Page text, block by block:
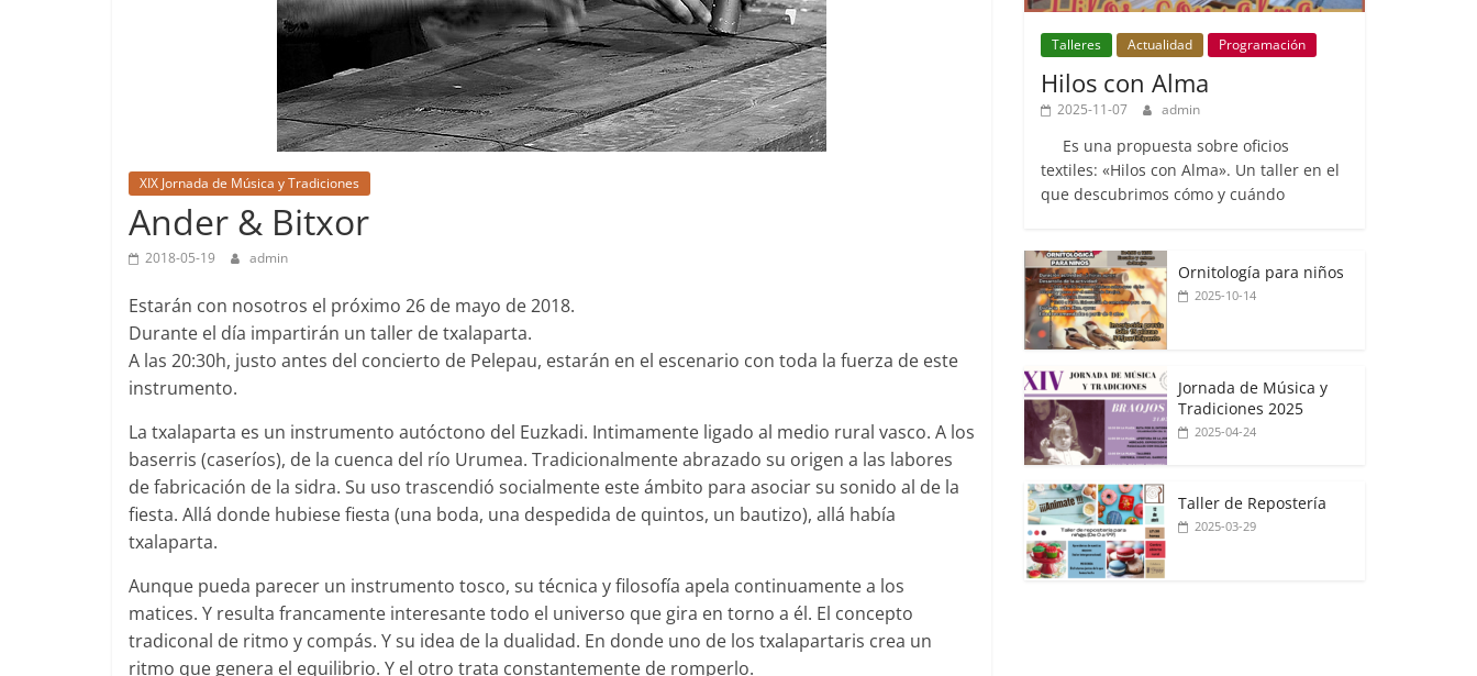
XIX Jornada de Música y Tradiciones
Ander & Bitxor
2018-05-19 admin
Estarán con nosotros el próximo 26 de mayo de 2018.
Durante el día impartirán un taller de txalaparta.
A las 20:30h, justo antes del concierto de Pelepau, estarán en el escenario con toda la fuerza de este
instrumento.
La txalaparta es un instrumento autóctono del Euzkadi. Intimamente ligado al medio rural vasco. A los
baserris (caseríos), de la cuenca del río Urumea. Tradicionalmente abrazado su origen a las labores
de fabricación de la sidra. Su uso trascendió socialmente este ámbito para asociar su sonido al de la
fiesta. Allá donde hubiese fiesta (una boda, una despedida de quintos, un bautizo), allá había
txalaparta.
Aunque pueda parecer un instrumento tosco, su técnica y filosofía apela continuamente a los
matices. Y resulta francamente interesante todo el universo que gira en torno a él. El concepto
tradiconal de ritmo y compás. Y su idea de la dualidad. En donde uno de los txalapartaris crea un
ritmo que genera el equilibrio. Y el otro trata constantemente de romperlo.
Talleres Actualidad Programación
Hilos con Alma
2025-11-07 admin
Es una propuesta sobre oficios
textiles: «Hilos con Alma». Un taller en el
que descubrimos cómo y cuándo
Ornitología para niños
2025-10-14
Jornada de Música y
Tradiciones 2025
2025-04-24
Taller de Repostería
2025-03-29